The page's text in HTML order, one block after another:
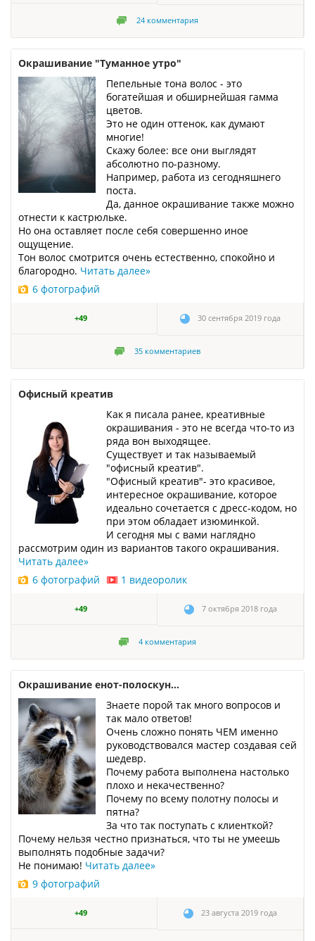
24 комментария
Окрашивание "Туманное утро"
Пепельные тона волос - это
богатейшая и обширнейшая гамма
цветов.
Это не один оттенок, как думают
многие!
Скажу более: все они выглядят
абсолютно по-разному.
Например, работа из сегодняшнего
поста.
Да, данное окрашивание также можно
отнести к кастрюльке.
Но она оставляет после себя совершенно иное
ощущение.
Тон волос смотрится очень естественно, спокойно и
благородно. Читать далее»
6 фотографий
+49 30 сентября 2019 года
35 комментариев
Офисный креатив
Как я писала ранее, креативные
окрашивания - это не всегда что-то из
ряда вон выходящее.
Существует и так называемый
"офисный креатив".
"Офисный креатив"- это красивое,
интересное окрашивание, которое
идеально сочетается с дресс-кодом, но
при этом обладает изюминкой.
И сегодня мы с вами наглядно
рассмотрим один из вариантов такого окрашивания.
Читать далее»
6 фотографий
1 видеоролик
+49 7 октября 2018 года
4 комментария
Окрашивание енот-полоскун...
Знаете порой так много вопросов и
так мало ответов!
Очень сложно понять ЧЕМ именно
руководствовался мастер создавая сей
шедевр.
Почему работа выполнена настолько
плохо и некачественно?
Почему по всему полотну полосы и
пятна?
За что так поступать с клиенткой?
Почему нельзя честно признаться, что ты не умеешь
выполнять подобные задачи?
Не понимаю! Читать далее»
9 фотографий
+49 23 августа 2019 года